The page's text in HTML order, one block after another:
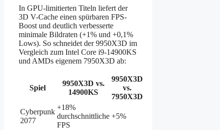
In GPU-limitierten Titeln liefert der
3D V-Cache einen spürbaren FPS-
Boost und deutlich verbesserte
minimale Bildraten (+1% und +0,1%
Lows). So schneidet der 9950X3D im
Vergleich zum Intel Core i9-14900KS
und AMDs eigenem 7950X3D ab:
Spiel
9950X3D vs.
14900KS
9950X3D
vs.
7950X3D
Cyberpunk
2077
+18%
durchschnittliche
FPS
+5%